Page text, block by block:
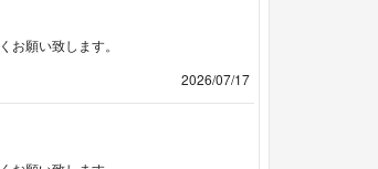
願い致します。
2026/07/17